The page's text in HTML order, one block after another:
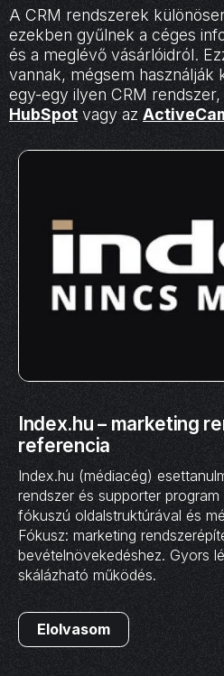
A CRM rendszerek
ezekben gyűlnek a céges
és a meglévő vásárlóidról.
vannak, mégsem használják
egy-egy ilyen CRM
HubSpot vagy az
Index.hu – marketing
referencia
Index.hu (médiacég)
rendszer és supporter
fókuszú oldalstruktúrával és
Fókusz: marketing
bevételnövekedéshez. Gyors
skálázható működés.
Elolvasom